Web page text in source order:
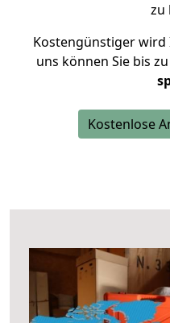
zu
Kostengünstiger
uns können Sie bis zu
Kostenlose